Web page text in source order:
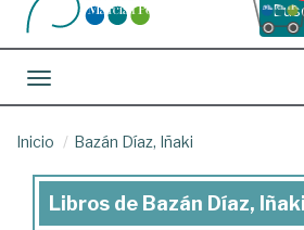
Toggle navigation
Inicio Bazán Díaz, Iñaki
Libros
Libros de Bazán Díaz, Iñaki